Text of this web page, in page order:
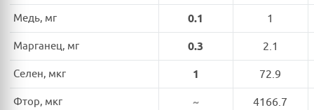
Медь, мг 0.1 1
Марганец, мг 0.3 2.1
Селен, мкг 1 72.9
Фтор, мкг ~ 4166.7